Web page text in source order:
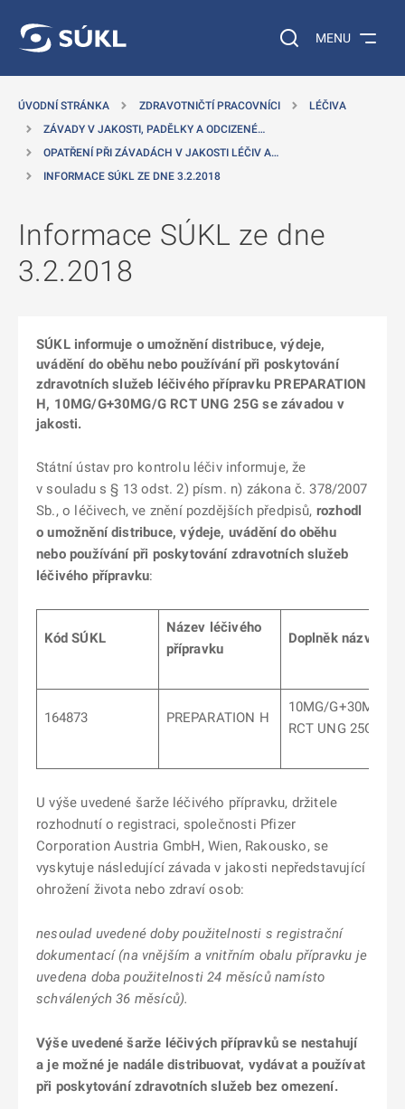
Vyhledávání na
MENU
ÚVODNÍ STRÁNKA ZDRAVOTNIČTÍ PRACOVNÍCI
LÉČIVA
ZÁVADY V JAKOSTI, PADĚLKY A ODCIZENÉ…
OPATŘENÍ PŘI ZÁVADÁCH V JAKOSTI LÉČIV A…
INFORMACE SÚKL ZE DNE 3.2.2018
Informace SÚKL ze dne
3.2.2018
SÚKL informuje o umožnění distribuce, výdeje,
uvádění do oběhu nebo používání při poskytování
zdravotních služeb léčivého přípravku PREPARATION
H, 10MG/G+30MG/G RCT UNG 25G se závadou v
jakosti.
Státní ústav pro kontrolu léčiv informuje, že
v souladu s § 13 odst. 2) písm. n) zákona č. 378/2007
Sb., o léčivech, ve znění pozdějších předpisů, rozhodl
o umožnění distribuce, výdeje, uvádění do oběhu
nebo používání při poskytování zdravotních služeb
léčivého přípravku:
Kód SÚKL
Název léčivého
přípravku
Doplněk názvu
164873 PREPARATION H
10MG/G+30MG/G
RCT UNG 25G
U výše uvedené šarže léčivého přípravku, držitele
rozhodnutí o registraci, společnosti Pfizer
Corporation Austria GmbH, Wien, Rakousko, se
vyskytuje následující závada v jakosti nepředstavující
ohrožení života nebo zdraví osob:
nesoulad uvedené doby použitelnosti s registrační
dokumentací (na vnějším a vnitřním obalu přípravku je
uvedena doba použitelnosti 24 měsíců namísto
schválených 36 měsíců).
Výše uvedené šarže léčivých přípravků se nestahují
a je možné je nadále distribuovat, vydávat a používat
při poskytování zdravotních služeb bez omezení.